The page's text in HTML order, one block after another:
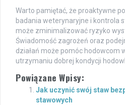
Warto pamiętać, że proaktywne
badania weterynaryjne i kontrola
może zminimalizować ryzyko
Świadomość zagrożeń oraz
działań może pomóc hodowcom
utrzymaniu dobrej kondycji
Powiązane Wpisy:
Jak uczynić swój staw
stawowych